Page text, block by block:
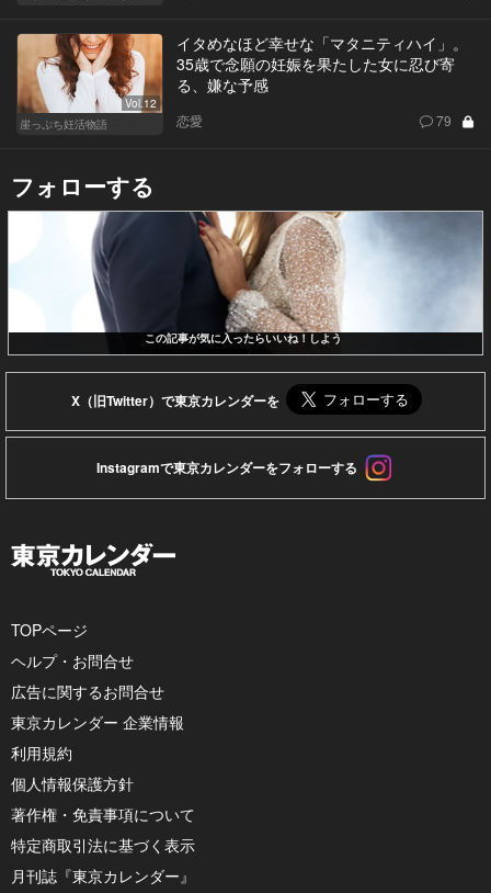
Vol.12
崖っぷち妊活物語
イタめなほど幸せな「マタニティハイ」。
35歳で念願の妊娠を果たした女に忍び寄
る、嫌な予感
恋愛 79
フォローする
この記事が気に入ったらいいね！しよう
X（旧Twitter）で東京カレンダーを
Instagramで東京カレンダーをフォローする
TOPページ
ヘルプ・お問合せ
広告に関するお問合せ
東京カレンダー 企業情報
利用規約
個人情報保護方針
著作権・免責事項について
特定商取引法に基づく表示
月刊誌『東京カレンダー』